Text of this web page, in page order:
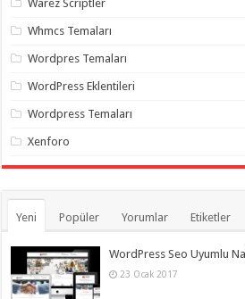
Warez Scriptler
Whmcs Temaları
Wordpres Temaları
WordPress Eklentileri
Wordpress Temaları
Xenforo
Yeni Popüler Yorumlar Etiketler
WordPress Seo Uyumlu
23 Ocak 2017